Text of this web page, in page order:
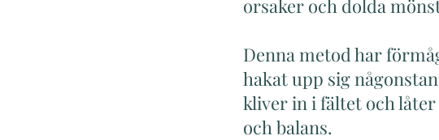
orsaker och dolda
Denna metod har
hakat upp sig
kliver in i fältet och
och balans.